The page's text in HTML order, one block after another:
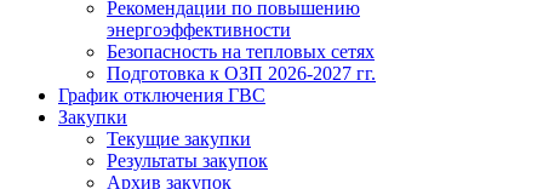
Рекомендации по повышению
энергоэффективности
Безопасность на тепловых сетях
Подготовка к ОЗП 2026-2027 гг.
График отключения ГВС
Закупки
Текущие закупки
Результаты закупок
Архив закупок